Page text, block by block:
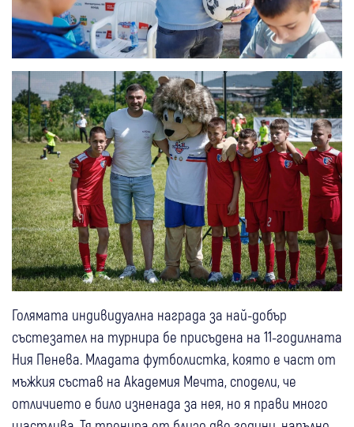
Голямата индивидуална награда за най-добър
състезател на турнира бе присъдена на 11-годилната
Ния Пенева. Младата футболистка, която е част от
мъжкия състав на Академия Мечта, сподели, че
отличието е било изненада за нея, но я прави много